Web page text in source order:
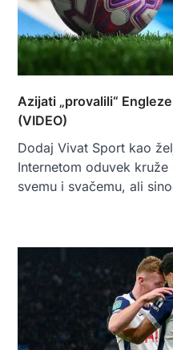
Azijati „provalili“
(VIDEO)
Dodaj Vivat Sport kao
Internetom oduvek
svemu i svačemu, ali